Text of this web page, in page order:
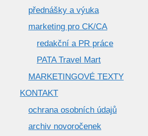
přednášky a výuka
marketing pro CK/CA
redakční a PR práce
PATA Travel Mart
MARKETINGOVÉ TEXTY
KONTAKT
ochrana osobních údajů
archiv novoročenek